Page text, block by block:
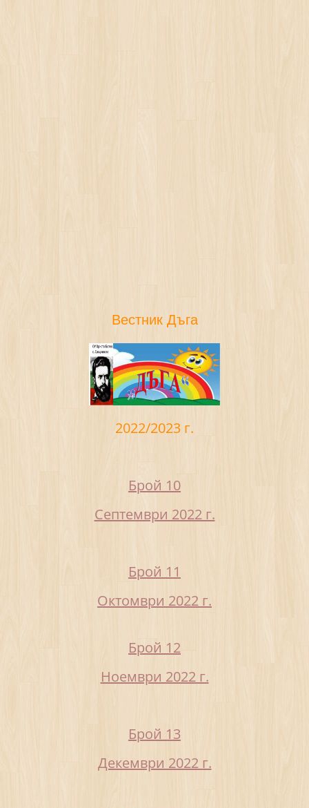
Вестник Дъга
2022/2023 г.
Брой 10
Септември 2022 г.
Брой 11
Октомври 2022 г.
Брой 12
Ноември 2022 г.
Брой 13
Декември 2022 г.